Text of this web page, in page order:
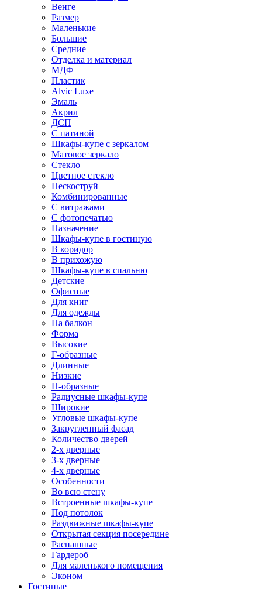
Венге
Размер
Маленькие
Большие
Средние
Отделка и материал
МДФ
Пластик
Alvic Luxe
Эмаль
Акрил
ДСП
С патиной
Шкафы-купе с зеркалом
Матовое зеркало
Стекло
Цветное стекло
Пескоструй
Комбинированные
С витражами
С фотопечатью
Назначение
Шкафы-купе в гостиную
В коридор
В прихожую
Шкафы-купе в спальню
Детские
Офисные
Для книг
Для одежды
На балкон
Форма
Высокие
Г-образные
Длинные
Низкие
П-образные
Радиусные шкафы-купе
Широкие
Угловые шкафы-купе
Закругленный фасад
Количество дверей
2-х дверные
3-х дверные
4-х дверные
Особенности
Во всю стену
Встроенные шкафы-купе
Под потолок
Раздвижные шкафы-купе
Открытая секция посередине
Распашные
Гардероб
Для маленького помещения
Эконом
Гостиные